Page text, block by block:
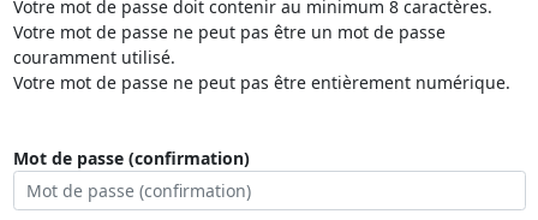
Votre mot de passe doit contenir au minimum 8 caractères.
Votre mot de passe ne peut pas être un mot de passe
couramment utilisé.
Votre mot de passe ne peut pas être entièrement numérique.
Mot de passe (confirmation)